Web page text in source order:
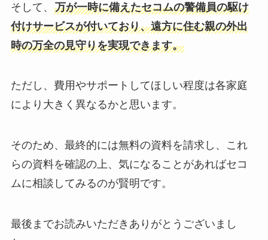
そして、 万が一時に備えたセコムの警備員の駆け
付けサービスが付いており、遠方に住む親の外出
時の万全の見守りを実現できます。
ただし、費用やサポートしてほしい程度は各家庭
により大きく異なるかと思います。
そのため、最終的には無料の資料を請求し、これ
らの資料を確認の上、気になることがあればセコ
ムに相談してみるのが賢明です。
最後までお読みいただきありがとうございまし